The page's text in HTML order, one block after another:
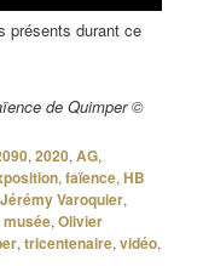
présents durant ce
de Quimper ©
,2020,AG,
,faïence,HB
Jérémy Varoquier,
musée,Olivier
,tricentenaire,vidéo,